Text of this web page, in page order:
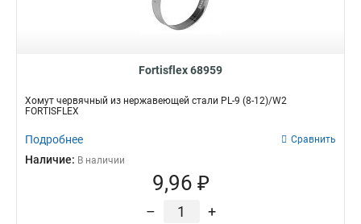
Fortisflex 68959
Хомут червячный из нержавеющей стали PL-9 (8-12)/W2
FORTISFLEX
Подробнее Сравнить
Наличие: В наличии
9,96 ₽
– +